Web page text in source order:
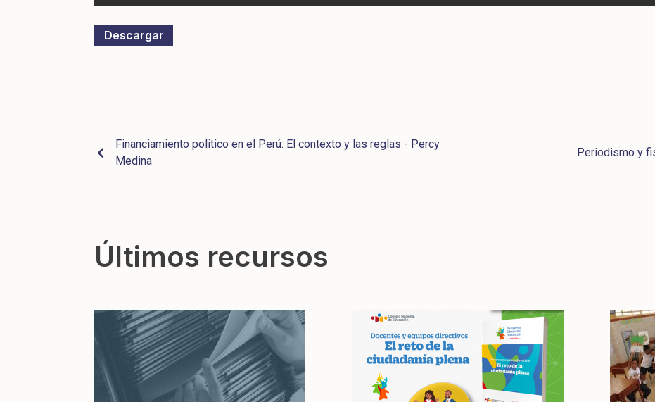
Descargar
Financiamiento politico en el Perú: El contexto y las reglas - Percy
Medina
Periodismo y
Últimos recursos